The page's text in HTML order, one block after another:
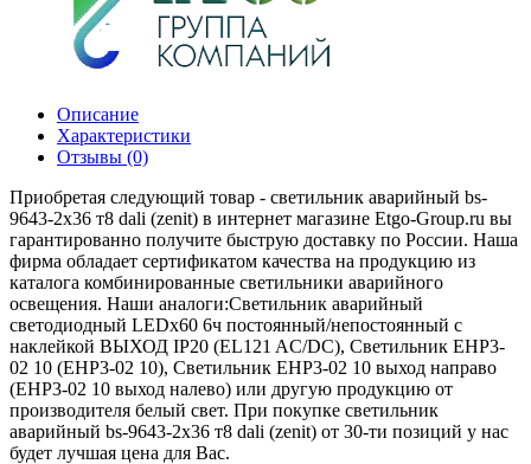
Описание
Характеристики
Отзывы (0)
Приобретая следующий товар - светильник аварийный bs-
9643-2х36 т8 dali (zenit) в интернет магазине Etgo-Group.ru вы
гарантированно получите быструю доставку по России. Наша
фирма обладает сертификатом качества на продукцию из
каталога комбинированные светильники аварийного
освещения. Наши аналоги:Светильник аварийный
светодиодный LEDх60 6ч постоянный/непостоянный с
наклейкой ВЫХОД IP20 (EL121 AC/DC), Светильник EHP3-
02 10 (EHP3-02 10), Светильник EHP3-02 10 выход направо
(EHP3-02 10 выход налево) или другую продукцию от
производителя белый свет. При покупке светильник
аварийный bs-9643-2х36 т8 dali (zenit) от 30-ти позиций у нас
будет лучшая цена для Вас.